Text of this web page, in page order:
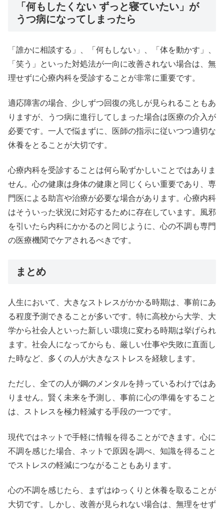
「何もしたくない ずっと寝ていたい」が
うつ病になってしまったら
「誰かに相談する」、「何もしない」、「体を動かす」、
「笑う」といった対処法が一向に改善されない場合は、無
理せずに心療内科を受診することが非常に重要です。
適応障害の場合、少しずつ回復の兆しが見られることもあ
りますが、うつ病に進行してしまった場合は医療の介入が
必要です。一人で悩まずに、医師の指示に従いつつ適切な
休養をとることが大切です。
心療内科を受診することは何ら恥ずかしいことではありま
せん。心の健康は身体の健康と同じくらい重要であり、専
門医による助言や治療が必要な場合があります。心療内科
はそういった状況に対応するために存在しています。風邪
を引いたら内科にかかるのと同じように、心の不調も専門
の医療機関でケアされるべきです。
まとめ
人生において、大きなストレスがかかる時期は、事前にあ
る程度予測できることが多いです。特に高校から大学、大
学から社会人といった新しい環境に変わる時期は挙げられ
ます。社会人になってからも、厳しい仕事や失敗に直面し
た時など、多くの人が大きなストレスを経験します。
ただし、全ての人が鋼のメンタルを持っているわけではあ
りません。賢く未来を予測し、事前に心の準備をすること
は、ストレスを極力軽減する手段の一つです。
現代ではネットで手軽に情報を得ることができます。心に
不調を感じた場合、ネットで原因を調べ、知識を得ること
でストレスの軽減につながることもあります。
心の不調を感じたら、まずはゆっくりと休養を取ることが
大切です。しかし、改善が見られない場合は、無理をせず